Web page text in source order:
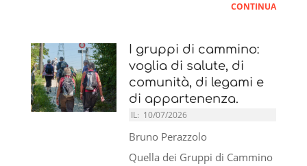
CONTINUA
I gruppi di cammino:
voglia di salute, di
comunità, di legami e
di appartenenza.
IL: 10/07/2026
Bruno Perazzolo
Quella dei Gruppi di Cammino